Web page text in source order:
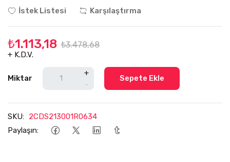
İstek Listesi Karşılaştırma
₺1.113,18 ₺3.478,68
+ K.D.V.
Miktar
+
-
Sepete Ekle
SKU: 2CDS213001R0634
Paylaşın: